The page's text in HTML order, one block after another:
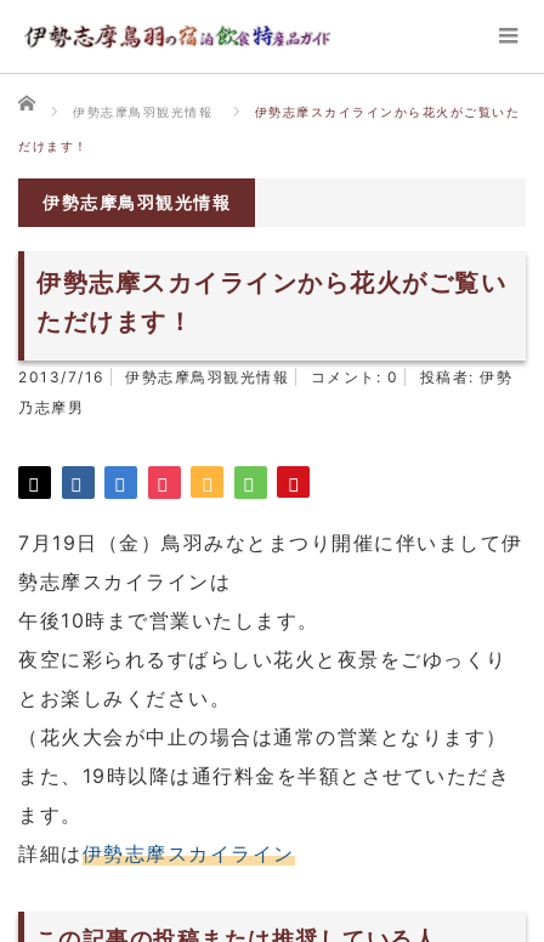
ホーム
伊勢志摩鳥羽観光情報 伊勢志摩スカイラインから花火がご覧いた
だけます！
伊勢志摩鳥羽観光情報
伊勢志摩スカイラインから花火がご覧い
ただけます！
2013/7/16 伊勢志摩鳥羽観光情報 コメント: 0 投稿者: 伊勢
乃志摩男
7月19日（金）鳥羽みなとまつり開催に伴いまして伊
勢志摩スカイラインは
午後10時まで営業いたします。
夜空に彩られるすばらしい花火と夜景をごゆっくり
とお楽しみください。
（花火大会が中止の場合は通常の営業となります）
また、19時以降は通行料金を半額とさせていただき
ます。
詳細は伊勢志摩スカイライン